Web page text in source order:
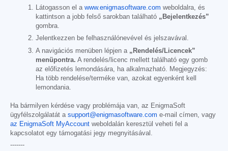
Látogasson el a www.enigmasoftware.com weboldalra, és
kattintson a jobb felső sarokban található „Bejelentkezés”
gombra.
Jelentkezzen be felhasználónevével és jelszavával.
A navigációs menüben lépjen a „Rendelés/Licencek”
menüpontra. A rendelés/licenc mellett található egy gomb
az előfizetés lemondására, ha alkalmazható. Megjegyzés:
Ha több rendelése/terméke van, azokat egyenként kell
lemondania.
Ha bármilyen kérdése vagy problémája van, az EnigmaSoft
ügyfélszolgálatát a support@enigmasoftware.com e-mail címen, vagy
az EnigmaSoft MyAccount weboldalán keresztül veheti fel a
kapcsolatot egy támogatási jegy megnyitásával.
-------